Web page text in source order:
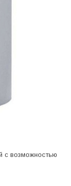
с возможностью